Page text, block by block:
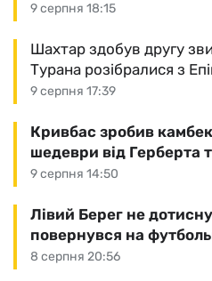
9 серпня 18:15
9 серпня 17:39
Шахтар здобув другу
Турана розібралися з
9 серпня 14:50
Кривбас зробив
шедеври від Герберта
8 серпня 20:56
Лівий Берег не
повернувся на